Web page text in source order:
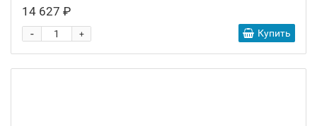
14 627 ₽
+
- Купить